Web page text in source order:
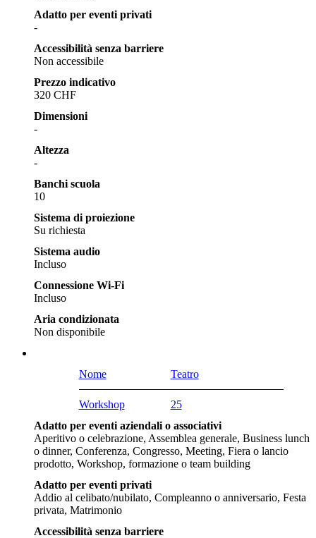
Adatto per eventi privati
-
Accessibilità senza barriere
Non accessibile
Prezzo indicativo
320 CHF
Dimensioni
-
Altezza
-
Banchi scuola
10
Sistema di proiezione
Su richiesta
Sistema audio
Incluso
Connessione Wi-Fi
Incluso
Aria condizionata
Non disponibile
Nome Teatro
Workshop
25
Adatto per eventi aziendali o associativi
Aperitivo o celebrazione, Assemblea generale, Business lunch
o dinner, Conferenza, Congresso, Meeting, Fiera o lancio
prodotto, Workshop, formazione o team building
Adatto per eventi privati
Addio al celibato/nubilato, Compleanno o anniversario, Festa
privata, Matrimonio
Accessibilità senza barriere